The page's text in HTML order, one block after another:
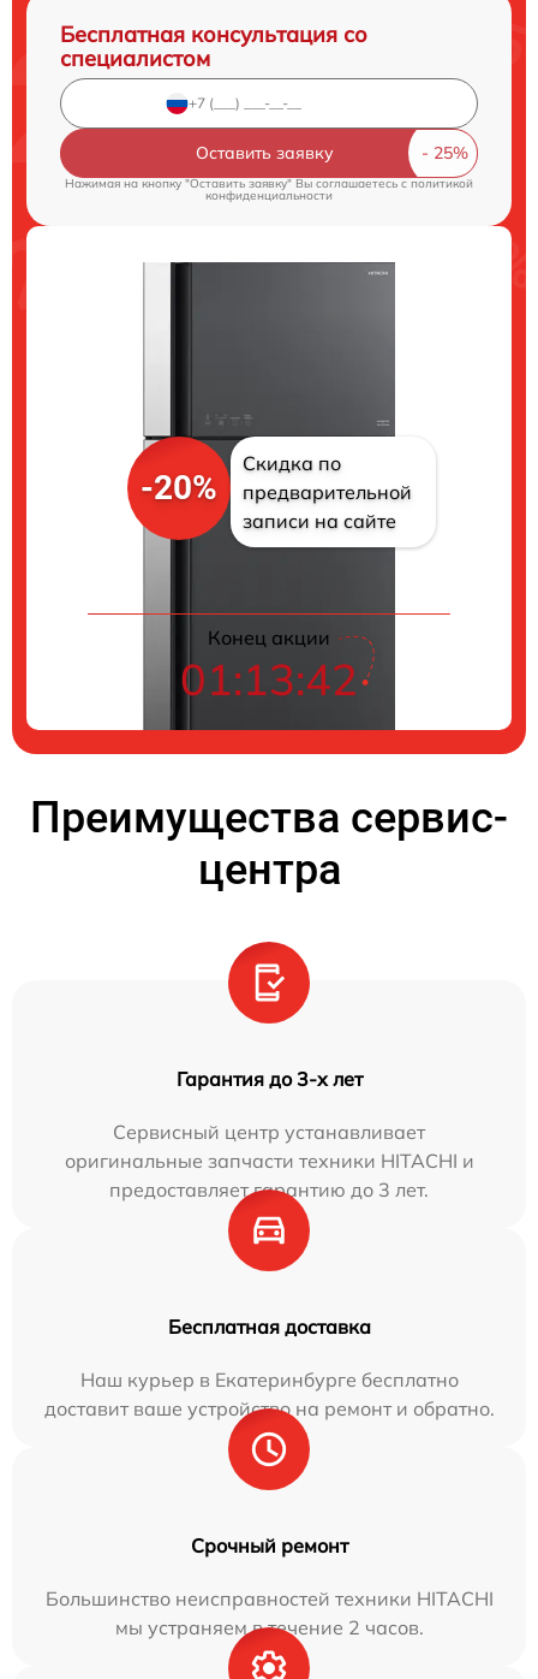
Бесплатная консультация со
специалистом
Оставить заявку
Нажимая на кнопку "Оставить заявку" Вы соглашаетесь cполитикой
конфиденциальности
-20%
Скидка по
предварительной
записи на сайте
Конец акции
01:13:42
Преимущества сервис-
центра
Гарантия до 3-х лет
Сервисный центр устанавливает
оригинальные запчасти техники HITACHI и
предоставляет гарантию до 3 лет.
Бесплатная доставка
Наш курьер в Екатеринбурге бесплатно
доставит ваше устройство на ремонт и обратно.
Срочный ремонт
Большинство неисправностей техники HITACHI
мы устраняем в течение 2 часов.